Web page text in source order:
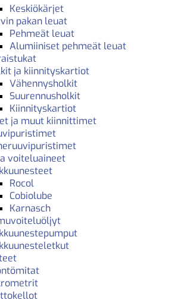
Keskiökärjet
pakan leuat
Pehmeät leuat
Alumiiniset pehmeät leuat
ja kiinnityskartiot
Vähennysholkit
Suurennusholkit
Kiinnityskartiot
ja muut kiinnittimet
voiteluaineet
Rocol
Cobiolube
Karnasch